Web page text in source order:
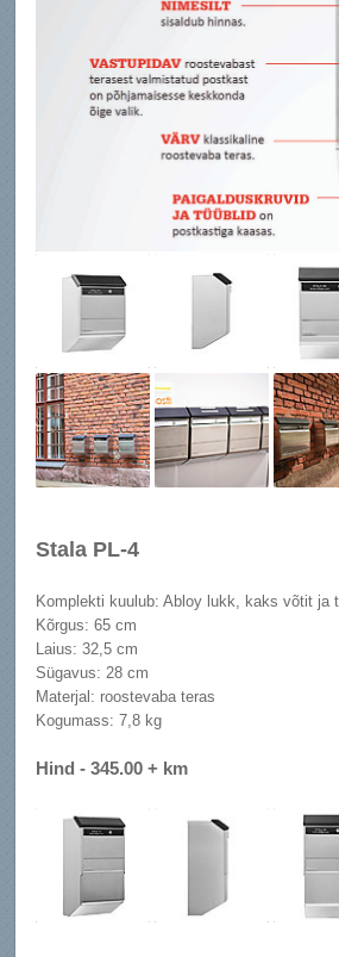
Stala PL-4
Komplekti kuulub: Abloy lukk, kaks võtit ja
Kõrgus: 65 cm
Laius: 32,5 cm
Sügavus: 28 cm
Materjal: roostevaba teras
Kogumass: 7,8 kg
Hind - 345.00 + km